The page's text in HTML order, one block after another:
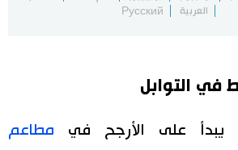
العربية
Русский
في التوابل
يبدأ على الأرجح في مطاعم